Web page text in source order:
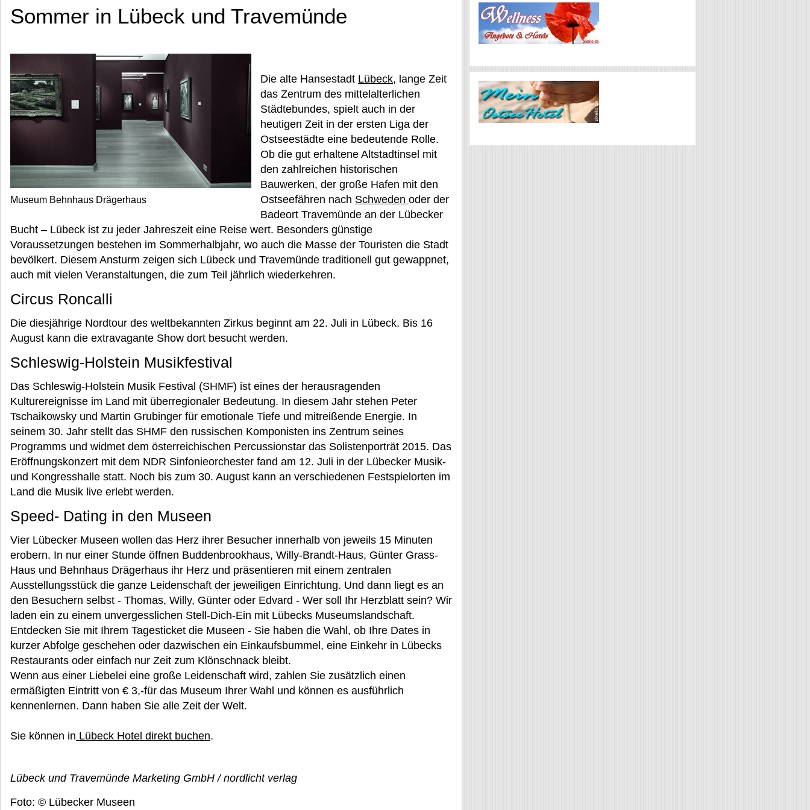
Sommer in Lübeck und Travemünde
Museum Behnhaus Drägerhaus
Die alte Hansestadt Lübeck, lange Zeit
das Zentrum des mittelalterlichen
Städtebundes, spielt auch in der
heutigen Zeit in der ersten Liga der
Ostseestädte eine bedeutende Rolle.
Ob die gut erhaltene Altstadtinsel mit
den zahlreichen historischen
Bauwerken, der große Hafen mit den
Ostseefähren nach Schweden oder der
Badeort Travemünde an der Lübecker
Bucht – Lübeck ist zu jeder Jahreszeit eine Reise wert. Besonders günstige
Voraussetzungen bestehen im Sommerhalbjahr, wo auch die Masse der Touristen die Stadt
bevölkert. Diesem Ansturm zeigen sich Lübeck und Travemünde traditionell gut gewappnet,
auch mit vielen Veranstaltungen, die zum Teil jährlich wiederkehren.
Circus Roncalli
Die diesjährige Nordtour des weltbekannten Zirkus beginnt am 22. Juli in Lübeck. Bis 16
August kann die extravagante Show dort besucht werden.
Schleswig-Holstein Musikfestival
Das Schleswig-Holstein Musik Festival (SHMF) ist eines der herausragenden
Kulturereignisse im Land mit überregionaler Bedeutung. In diesem Jahr stehen Peter
Tschaikowsky und Martin Grubinger für emotionale Tiefe und mitreißende Energie. In
seinem 30. Jahr stellt das SHMF den russischen Komponisten ins Zentrum seines
Programms und widmet dem österreichischen Percussionstar das Solistenporträt 2015. Das
Eröffnungskonzert mit dem NDR Sinfonieorchester fand am 12. Juli in der Lübecker Musik-
und Kongresshalle statt. Noch bis zum 30. August kann an verschiedenen Festspielorten im
Land die Musik live erlebt werden.
Speed- Dating in den Museen
Vier Lübecker Museen wollen das Herz ihrer Besucher innerhalb von jeweils 15 Minuten
erobern. In nur einer Stunde öffnen Buddenbrookhaus, Willy-Brandt-Haus, Günter Grass-
Haus und Behnhaus Drägerhaus ihr Herz und präsentieren mit einem zentralen
Ausstellungsstück die ganze Leidenschaft der jeweiligen Einrichtung. Und dann liegt es an
den Besuchern selbst - Thomas, Willy, Günter oder Edvard - Wer soll Ihr Herzblatt sein? Wir
laden ein zu einem unvergesslichen Stell-Dich-Ein mit Lübecks Museumslandschaft.
Entdecken Sie mit Ihrem Tagesticket die Museen - Sie haben die Wahl, ob Ihre Dates in
kurzer Abfolge geschehen oder dazwischen ein Einkaufsbummel, eine Einkehr in Lübecks
Restaurants oder einfach nur Zeit zum Klönschnack bleibt.
Wenn aus einer Liebelei eine große Leidenschaft wird, zahlen Sie zusätzlich einen
ermäßigten Eintritt von € 3,-für das Museum Ihrer Wahl und können es ausführlich
kennenlernen. Dann haben Sie alle Zeit der Welt.
Sie können in Lübeck Hotel direkt buchen.
Lübeck und Travemünde Marketing GmbH / nordlicht verlag
Foto: © Lübecker Museen